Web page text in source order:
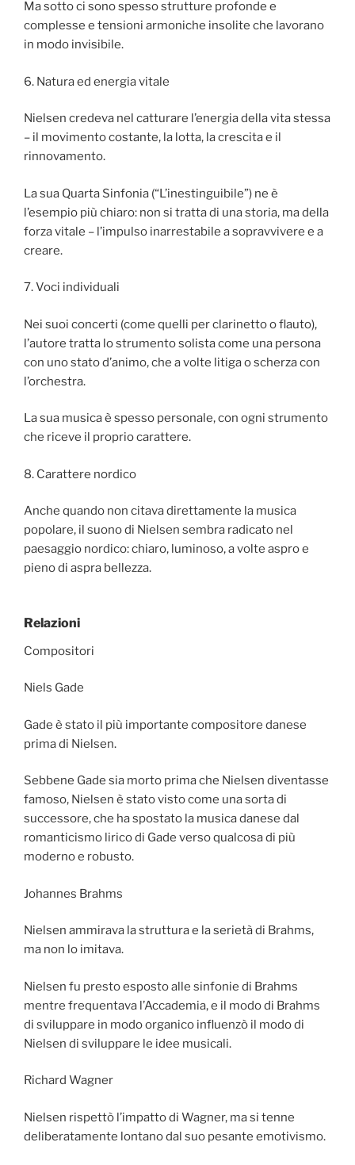
Ma sotto ci sono spesso strutture profonde e
complesse e tensioni armoniche insolite che lavorano
in modo invisibile.
6. Natura ed energia vitale
Nielsen credeva nel catturare l’energia della vita stessa
– il movimento costante, la lotta, la crescita e il
rinnovamento.
La sua Quarta Sinfonia (“L’inestinguibile”) ne è
l’esempio più chiaro: non si tratta di una storia, ma della
forza vitale – l’impulso inarrestabile a sopravvivere e a
creare.
7. Voci individuali
Nei suoi concerti (come quelli per clarinetto o flauto),
l’autore tratta lo strumento solista come una persona
con uno stato d’animo, che a volte litiga o scherza con
l’orchestra.
La sua musica è spesso personale, con ogni strumento
che riceve il proprio carattere.
8. Carattere nordico
Anche quando non citava direttamente la musica
popolare, il suono di Nielsen sembra radicato nel
paesaggio nordico: chiaro, luminoso, a volte aspro e
pieno di aspra bellezza.
Relazioni
Compositori
Niels Gade
Gade è stato il più importante compositore danese
prima di Nielsen.
Sebbene Gade sia morto prima che Nielsen diventasse
famoso, Nielsen è stato visto come una sorta di
successore, che ha spostato la musica danese dal
romanticismo lirico di Gade verso qualcosa di più
moderno e robusto.
Johannes Brahms
Nielsen ammirava la struttura e la serietà di Brahms,
ma non lo imitava.
Nielsen fu presto esposto alle sinfonie di Brahms
mentre frequentava l’Accademia, e il modo di Brahms
di sviluppare in modo organico influenzò il modo di
Nielsen di sviluppare le idee musicali.
Richard Wagner
Nielsen rispettò l’impatto di Wagner, ma si tenne
deliberatamente lontano dal suo pesante emotivismo.